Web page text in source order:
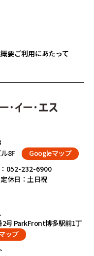
要ご利用にあたって
ル8F
Googleマップ
052-232-6900
休日：土日祝
号 ParkFront博多駅前1丁
ップ